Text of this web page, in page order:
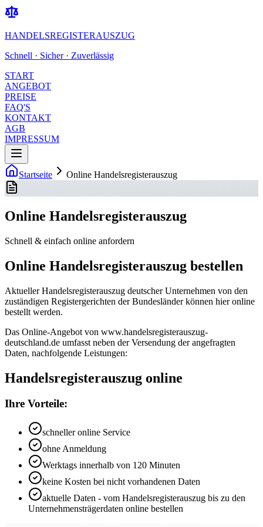
HANDELSREGISTERAUSZUG
Schnell · Sicher · Zuverlässig
START
ANGEBOT
PREISE
FAQ'S
KONTAKT
AGB
IMPRESSUM
Startseite Online Handelsregisterauszug
Online Handelsregisterauszug
Schnell & einfach online anfordern
Online Handelsregisterauszug bestellen
Aktueller Handelsregisterauszug deutscher Unternehmen von den
zuständigen Registergerichten der Bundesländer können hier online
bestellt werden.
Das Online-Angebot von www.handelsregisterauszug-
deutschland.de umfasst neben der Versendung der angefragten
Daten, nachfolgende Leistungen:
Handelsregisterauszug online
Ihre Vorteile:
schneller online Service
ohne Anmeldung
Werktags innerhalb von 120 Minuten
keine Kosten bei nicht vorhandenen Daten
aktuelle Daten - vom Handelsregisterauszug bis zu den
Unternehmensträgerdaten online bestellen